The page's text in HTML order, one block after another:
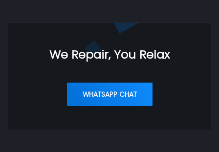
We Repair, You Relax
WHATSAPP CHAT